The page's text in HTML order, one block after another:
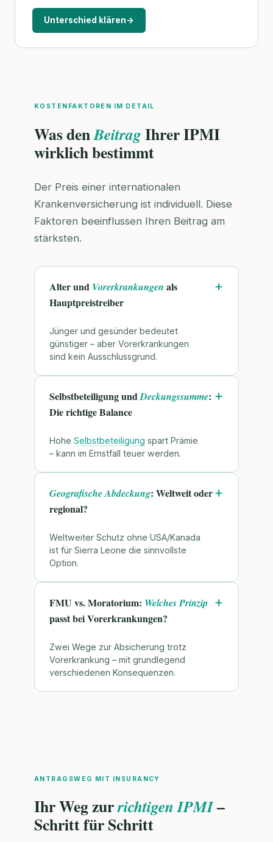
Unterschied klären→
KOSTENFAKTOREN IM DETAIL
Was denBeitragIhrer IPMI
wirklich bestimmt
Der Preis einer internationalen
Krankenversicherung ist individuell. Diese
Faktoren beeinflussen Ihren Beitrag am
stärksten.
Alter und Vorerkrankungen als
Hauptpreistreiber
Jünger und gesünder bedeutet
günstiger – aber Vorerkrankungen
sind kein Ausschlussgrund.
Selbstbeteiligung undDeckungssumme:
Die richtige Balance
Hohe Selbstbeteiligung spart Prämie
– kann im Ernstfall teuer werden.
Geografische Abdeckung: Weltweit oder
regional?
Weltweiter Schutz ohne USA/Kanada
ist für Sierra Leone die sinnvollste
Option.
FMU vs. Moratorium: Welches Prinzip
passt bei Vorerkrankungen?
Zwei Wege zur Absicherung trotz
Vorerkrankung – mit grundlegend
verschiedenen Konsequenzen.
ANTRAGSWEG MIT INSURANCY
Ihr Weg zurrichtigen IPMI–
Schritt für Schritt